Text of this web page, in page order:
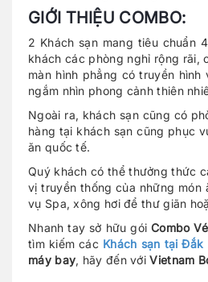
GIỚI THIỆU COMBO:
2 Khách sạn mang tiêu chuẩn
khách các phòng nghỉ rộng
màn hình phẳng có truyền
ngắm nhìn phong cảnh thiên
Ngoài ra, khách sạn cũng có
hàng tại khách sạn cũng phục
ăn quốc tế.
Quý khách có thể thưởng thức
vị truyền thống của những món
vụ Spa, xông hơi để thư giãn
Nhanh tay sở hữu góiCombo
tìm kiếm các Khách sạn tại Đắk
máy bay, hãy đến vớiVietnam